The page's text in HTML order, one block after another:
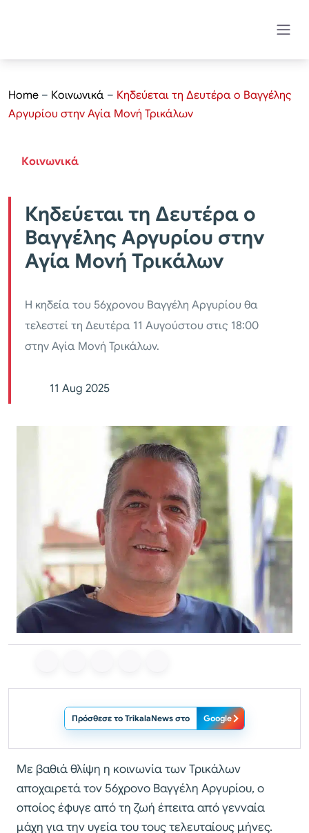
Home – Κοινωνικά – Κηδεύεται τη Δευτέρα ο Βαγγέλης
Αργυρίου στην Αγία Μονή Τρικάλων
Κοινωνικά
Κηδεύεται τη Δευτέρα ο
Βαγγέλης Αργυρίου στην
Αγία Μονή Τρικάλων
Η κηδεία του 56χρονου Βαγγέλη Αργυρίου θα
τελεστεί τη Δευτέρα 11 Αυγούστου στις 18:00
στην Αγία Μονή Τρικάλων.
11 Aug 2025
Πρόσθεσε το TrikalaNews στο Google
Με βαθιά θλίψη η κοινωνία των Τρικάλων
αποχαιρετά τον 56χρονο Βαγγέλη Αργυρίου, ο
οποίος έφυγε από τη ζωή έπειτα από γενναία
μάχη για την υγεία του τους τελευταίους μήνες.